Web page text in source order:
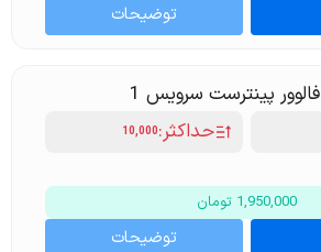
توضیحات
فالوور پینترست سرویس 1
حداکثر:10,000
1,950,000 تومان
توضیحات